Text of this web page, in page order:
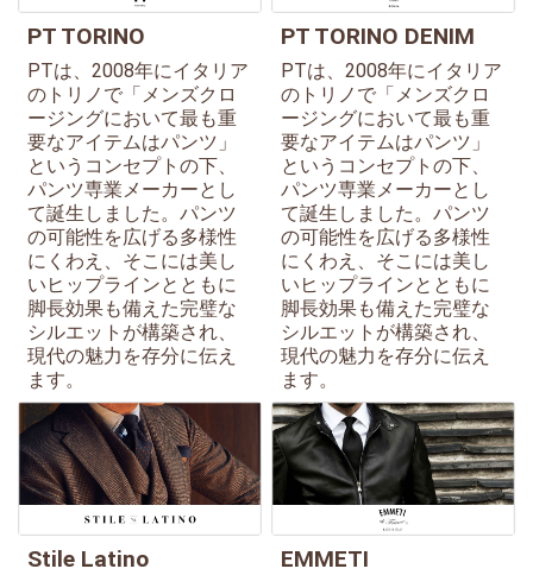
PT TORINO
PTは、2008年にイタリア
のトリノで「メンズクロ
ージングにおいて最も重
要なアイテムはパンツ」
というコンセプトの下、
パンツ専業メーカーとし
て誕生しました。パンツ
の可能性を広げる多様性
にくわえ、そこには美し
いヒップラインとともに
脚長効果も備えた完璧な
シルエットが構築され、
現代の魅力を存分に伝え
ます。
PT TORINO DENIM
PTは、2008年にイタリア
のトリノで「メンズクロ
ージングにおいて最も重
要なアイテムはパンツ」
というコンセプトの下、
パンツ専業メーカーとし
て誕生しました。パンツ
の可能性を広げる多様性
にくわえ、そこには美し
いヒップラインとともに
脚長効果も備えた完璧な
シルエットが構築され、
現代の魅力を存分に伝え
ます。
Stile Latino EMMETI